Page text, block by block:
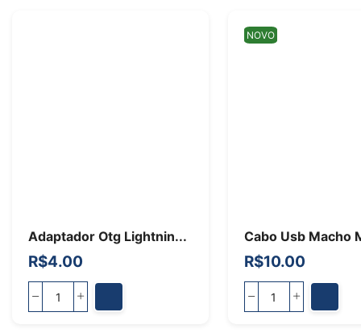
Adaptador Otg Lightnin...
R$4.00
NOVO
Cabo Usb Macho
R$10.00